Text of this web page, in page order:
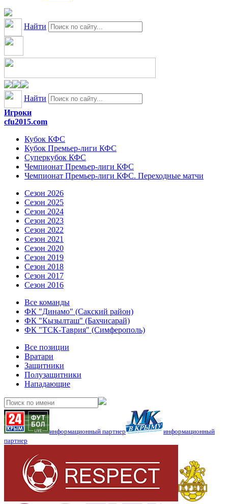
Найти
Найти
Игроки
cfu2015.com
Кубок КФС
Кубок Премьер-лиги КФС
Суперкубок КФС
Чемпионат Премьер-лиги КФС
Чемпионат Премьер-лиги КФС. Переходные матчи
Сезон 2026
Сезон 2025
Сезон 2024
Сезон 2023
Сезон 2022
Сезон 2021
Сезон 2020
Сезон 2019
Сезон 2018
Сезон 2017
Сезон 2016
Все команды
ФК "Динамо" (Сакский район)
ФК "Кызылташ" (Бахчисарай)
ФК "ТСК-Таврия" (Симферополь)
Все позиции
Вратари
Защитники
Полузащитники
Нападающие
информационный партнер
информационный
партнер